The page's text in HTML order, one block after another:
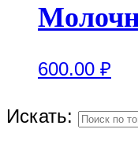
600.00 ₽
Искать: